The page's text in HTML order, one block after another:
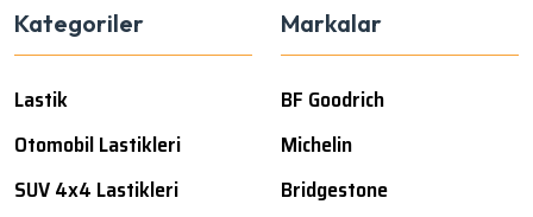
Kategoriler
Lastik
Otomobil Lastikleri
SUV 4x4 Lastikleri
Markalar
BF Goodrich
Michelin
Bridgestone